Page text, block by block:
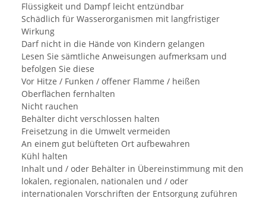
Flüssigkeit und Dampf leicht entzündbar
Schädlich für Wasserorganismen mit langfristiger
Wirkung
Darf nicht in die Hände von Kindern gelangen
Lesen Sie sämtliche Anweisungen aufmerksam und
befolgen Sie diese
Vor Hitze / Funken / offener Flamme / heißen
Oberflächen fernhalten
Nicht rauchen
Behälter dicht verschlossen halten
Freisetzung in die Umwelt vermeiden
An einem gut belüfteten Ort aufbewahren
Kühl halten
Inhalt und / oder Behälter in Übereinstimmung mit den
lokalen, regionalen, nationalen und / oder
internationalen Vorschriften der Entsorgung zuführen